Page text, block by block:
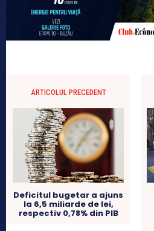
ARTICOLUL PRECEDENT
Deficitul bugetar a ajuns
la 6,5 miliarde de lei,
respectiv 0,78% din PIB